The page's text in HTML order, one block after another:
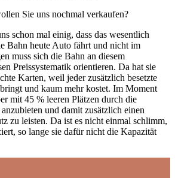
Sie uns nochmal verkaufen?
schon mal einig, dass das wesentlich
Bahn heute Auto fährt und nicht im
muss sich die Bahn an diesem
Preissystematik orientieren. Da hat sie
Karten, weil jeder zusätzlich besetzte
und kaum mehr kostet. Im Moment
mit 45 % leeren Plätzen durch die
und damit zusätzlich einen
zu leisten. Da ist es nicht einmal schlimm,
so lange sie dafür nicht die Kapazität